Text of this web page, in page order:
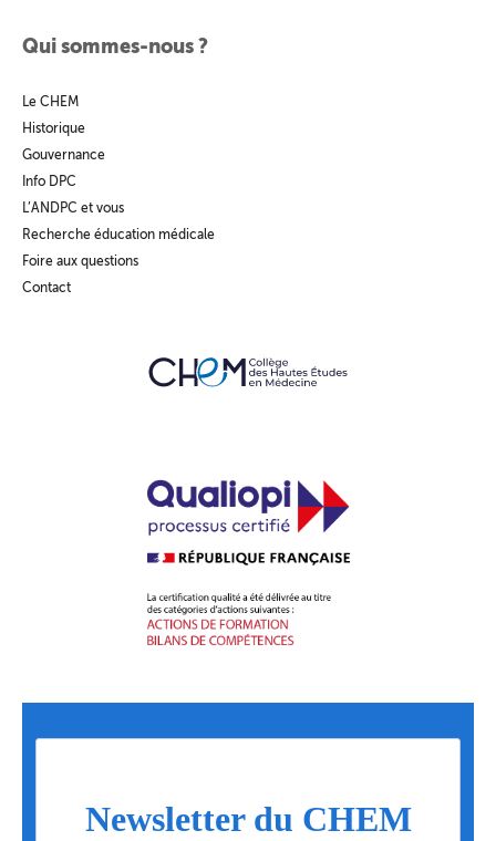
Qui sommes-nous ?
Le CHEM
Historique
Gouvernance
Info DPC
L’ANDPC et vous
Recherche éducation médicale
Foire aux questions
Contact
Newsletter du CHEM